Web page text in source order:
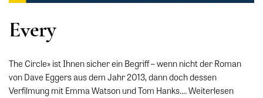
Every
The Circle» ist Ihnen sicher ein Begriff – wenn nicht der Roman
von Dave Eggers aus dem Jahr 2013, dann doch dessen
Verfilmung mit Emma Watson und Tom Hanks.…Weiterlesen